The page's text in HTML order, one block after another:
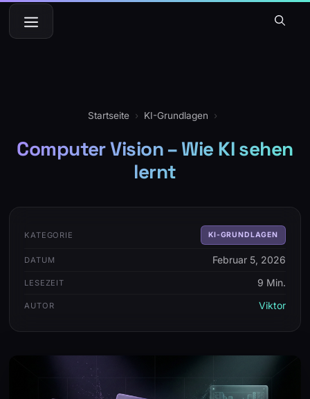
Zum
Inhalt
springen
Menü
Startseite › KI-Grundlagen ›
Computer Vision – Wie KI sehen
lernt
KATEGORIE KI-GRUNDLAGEN
DATUM Februar 5, 2026
LESEZEIT 9 Min.
AUTOR Viktor